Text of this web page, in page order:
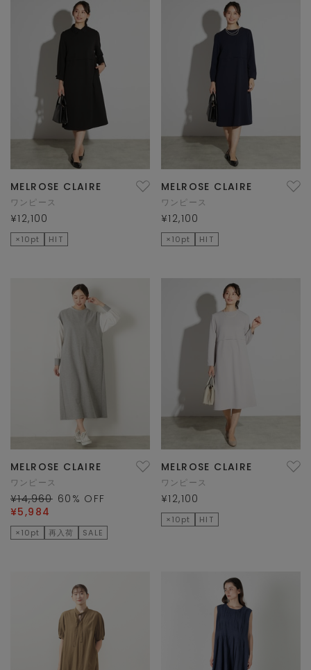
MELROSE CLAIRE
ワンピース
¥12,100
×10pt HIT
MELROSE CLAIRE
ワンピース
¥12,100
×10pt HIT
MELROSE CLAIRE
ワンピース
¥14,960 60 % OFF
¥5,984
×10pt 再入荷 SALE
MELROSE CLAIRE
ワンピース
¥12,100
×10pt HIT